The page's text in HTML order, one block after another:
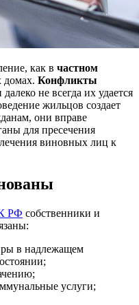
как в частном
домах. Конфликты
не всегда их удается
жильцов создает
они вправе
для пресечения
виновных лиц к
РФ собственники и
в надлежащем
услуги;